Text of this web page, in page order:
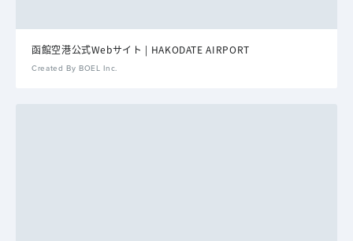
函館空港公式Webサイト | HAKODATE AIRPORT
Created By BOEL Inc.